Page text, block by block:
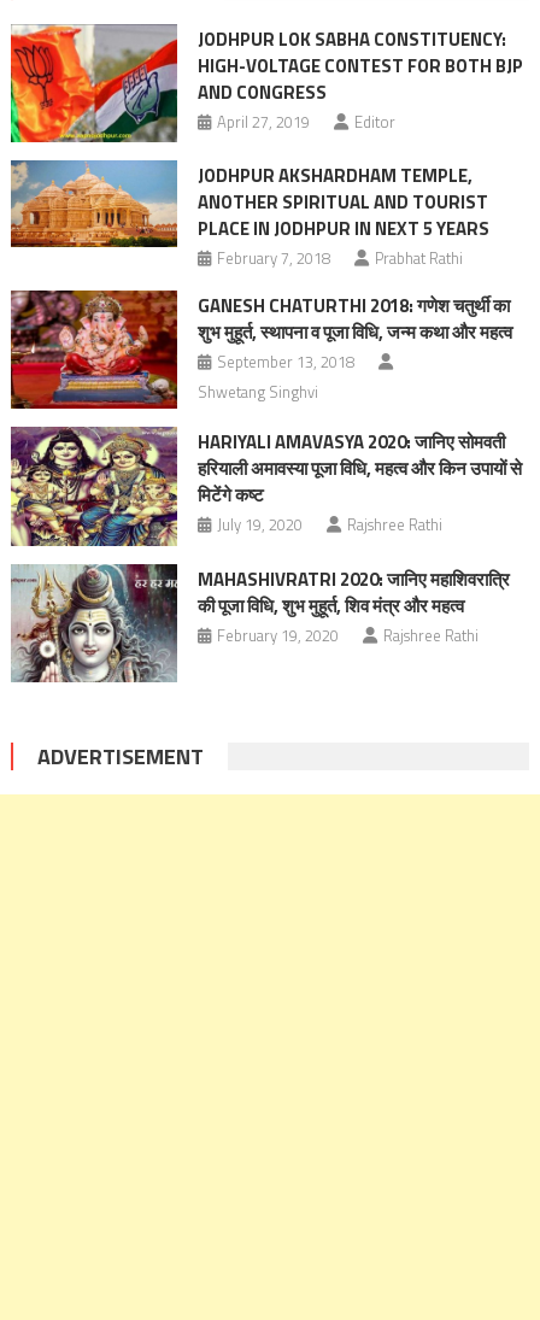
JODHPUR LOK SABHA CONSTITUENCY:
HIGH-VOLTAGE CONTEST FOR BOTH BJP
AND CONGRESS
April 27, 2019 Editor
JODHPUR AKSHARDHAM TEMPLE,
ANOTHER SPIRITUAL AND TOURIST
PLACE IN JODHPUR IN NEXT 5 YEARS
February 7, 2018 Prabhat Rathi
GANESH CHATURTHI 2018: गणेश चतुर्थी का
शुभ मुहूर्त, स्‍थापना व पूजा विधि, जन्‍म कथा और महत्‍व
September 13, 2018
Shwetang Singhvi
HARIYALI AMAVASYA 2020: जानिए सोमवती
हरियाली अमावस्या पूजा विधि, महत्व और किन उपायों से
मिटेंगे कष्ट
July 19, 2020 Rajshree Rathi
MAHASHIVRATRI 2020: जानिए महाशिवरात्रि
की पूजा विधि, शुभ मुहूर्त, शिव मंत्र और महत्व
February 19, 2020 Rajshree Rathi
ADVERTISEMENT